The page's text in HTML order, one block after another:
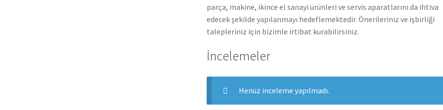
parça, makine, ikince el sanayi ürünleri ve servis aparatlarını da ihtiva
edecek şekilde yapılanmayı hedeflemektedir. Önerileriniz ve işbirliği
talepleriniz için bizimle irtibat kurabilirsiniz.
İncelemeler
Henüz inceleme yapılmadı.